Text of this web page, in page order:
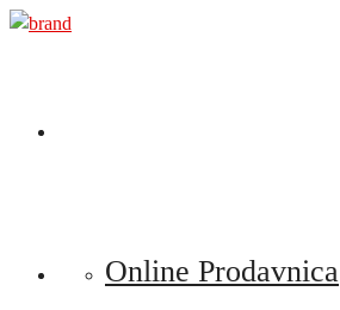
Preskoči
Online Prodavnica